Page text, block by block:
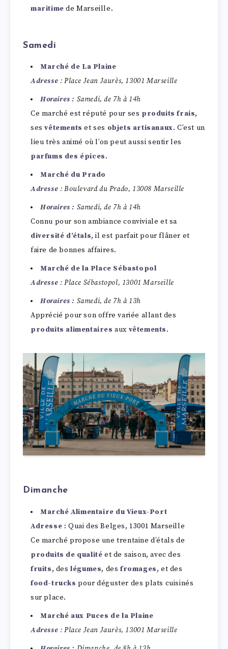
maritime de Marseille.
Samedi
Marché de La Plaine
Adresse : Place Jean Jaurès, 13001 Marseille
Horaires : Samedi, de 7h à 14h
Ce marché est réputé pour ses produits frais,
sesvêtements et ses objets artisanaux. C’est un
lieu très animé où l’on peut aussi sentir les
parfums des épices.
Marché du Prado
Adresse : Boulevard du Prado, 13008 Marseille
Horaires : Samedi, de 7h à 14h
Connu pour son ambiance conviviale et sa
diversité d’étals, il est parfait pour flâner et
faire de bonnes affaires.
Marché de la Place Sébastopol
Adresse : Place Sébastopol, 13001 Marseille
Horaires : Samedi, de 7h à 13h
Apprécié pour son offre variée allant des
produits alimentaires aux vêtements.
Dimanche
Marché Alimentaire du Vieux-Port
Adresse : Quai des Belges, 13001 Marseille
Ce marché propose une trentaine d’étals de
produits de qualité et de saison, avec des
fruits, deslégumes, desfromages, et des
food-trucks pour déguster des plats cuisinés
sur place.
Marché aux Puces de la Plaine
Adresse : Place Jean Jaurès, 13001 Marseille